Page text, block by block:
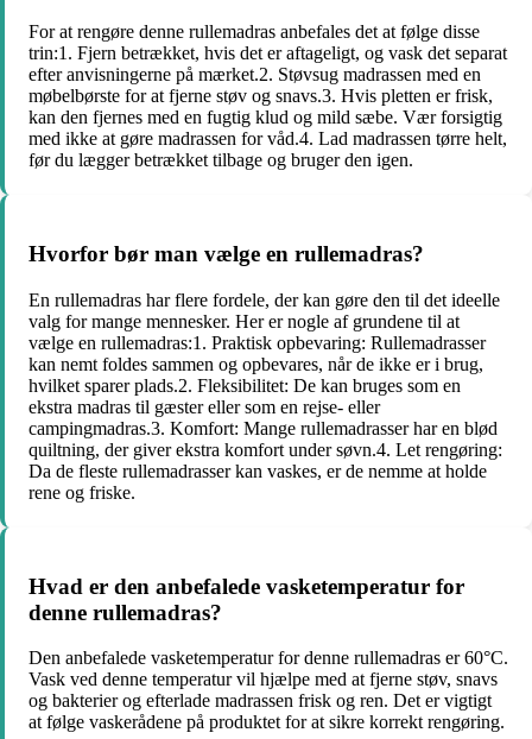
For at rengøre denne rullemadras anbefales det at følge disse
trin:1. Fjern betrækket, hvis det er aftageligt, og vask det separat
efter anvisningerne på mærket.2. Støvsug madrassen med en
møbelbørste for at fjerne støv og snavs.3. Hvis pletten er frisk,
kan den fjernes med en fugtig klud og mild sæbe. Vær forsigtig
med ikke at gøre madrassen for våd.4. Lad madrassen tørre helt,
før du lægger betrækket tilbage og bruger den igen.
Hvorfor bør man vælge en rullemadras?
En rullemadras har flere fordele, der kan gøre den til det ideelle
valg for mange mennesker. Her er nogle af grundene til at
vælge en rullemadras:1. Praktisk opbevaring: Rullemadrasser
kan nemt foldes sammen og opbevares, når de ikke er i brug,
hvilket sparer plads.2. Fleksibilitet: De kan bruges som en
ekstra madras til gæster eller som en rejse- eller
campingmadras.3. Komfort: Mange rullemadrasser har en blød
quiltning, der giver ekstra komfort under søvn.4. Let rengøring:
Da de fleste rullemadrasser kan vaskes, er de nemme at holde
rene og friske.
Hvad er den anbefalede vasketemperatur for
denne rullemadras?
Den anbefalede vasketemperatur for denne rullemadras er 60°C.
Vask ved denne temperatur vil hjælpe med at fjerne støv, snavs
og bakterier og efterlade madrassen frisk og ren. Det er vigtigt
at følge vaskerådene på produktet for at sikre korrekt rengøring.